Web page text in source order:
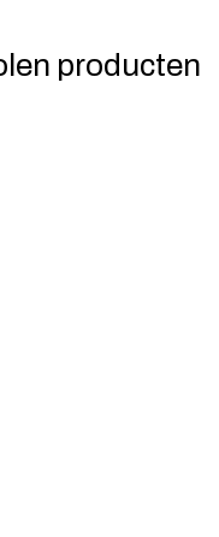
producten